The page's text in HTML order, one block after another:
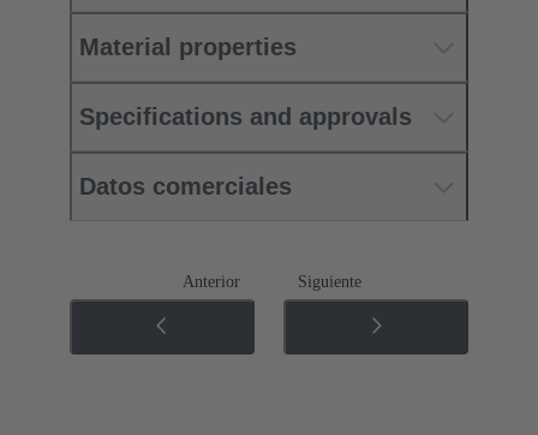
Material properties
Specifications and approvals
Datos comerciales
Anterior Siguiente